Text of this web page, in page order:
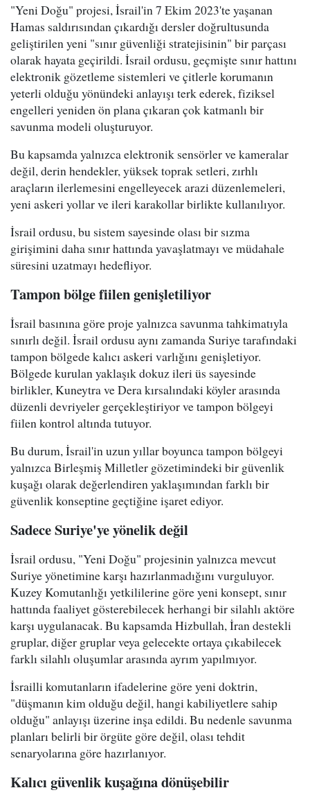
"Yeni Doğu" projesi, İsrail'in 7 Ekim 2023'te yaşanan
Hamas saldırısından çıkardığı dersler doğrultusunda
geliştirilen yeni "sınır güvenliği stratejisinin" bir parçası
olarak hayata geçirildi. İsrail ordusu, geçmişte sınır hattını
elektronik gözetleme sistemleri ve çitlerle korumanın
yeterli olduğu yönündeki anlayışı terk ederek, fiziksel
engelleri yeniden ön plana çıkaran çok katmanlı bir
savunma modeli oluşturuyor.
Bu kapsamda yalnızca elektronik sensörler ve kameralar
değil, derin hendekler, yüksek toprak setleri, zırhlı
araçların ilerlemesini engelleyecek arazi düzenlemeleri,
yeni askeri yollar ve ileri karakollar birlikte kullanılıyor.
İsrail ordusu, bu sistem sayesinde olası bir sızma
girişimini daha sınır hattında yavaşlatmayı ve müdahale
süresini uzatmayı hedefliyor.
Tampon bölge fiilen genişletiliyor
İsrail basınına göre proje yalnızca savunma tahkimatıyla
sınırlı değil. İsrail ordusu aynı zamanda Suriye tarafındaki
tampon bölgede kalıcı askeri varlığını genişletiyor.
Bölgede kurulan yaklaşık dokuz ileri üs sayesinde
birlikler, Kuneytra ve Dera kırsalındaki köyler arasında
düzenli devriyeler gerçekleştiriyor ve tampon bölgeyi
fiilen kontrol altında tutuyor.
Bu durum, İsrail'in uzun yıllar boyunca tampon bölgeyi
yalnızca Birleşmiş Milletler gözetimindeki bir güvenlik
kuşağı olarak değerlendiren yaklaşımından farklı bir
güvenlik konseptine geçtiğine işaret ediyor.
Sadece Suriye'ye yönelik değil
İsrail ordusu, "Yeni Doğu" projesinin yalnızca mevcut
Suriye yönetimine karşı hazırlanmadığını vurguluyor.
Kuzey Komutanlığı yetkililerine göre yeni konsept, sınır
hattında faaliyet gösterebilecek herhangi bir silahlı aktöre
karşı uygulanacak. Bu kapsamda Hizbullah, İran destekli
gruplar, diğer gruplar veya gelecekte ortaya çıkabilecek
farklı silahlı oluşumlar arasında ayrım yapılmıyor.
İsrailli komutanların ifadelerine göre yeni doktrin,
"düşmanın kim olduğu değil, hangi kabiliyetlere sahip
olduğu" anlayışı üzerine inşa edildi. Bu nedenle savunma
planları belirli bir örgüte göre değil, olası tehdit
senaryolarına göre hazırlanıyor.
Kalıcı güvenlik kuşağına dönüşebilir